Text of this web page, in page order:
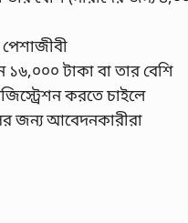
১৬,০০০ টাকা বা তার বেশি
করতে চাইলে
জন্য আবেদনকারীরা